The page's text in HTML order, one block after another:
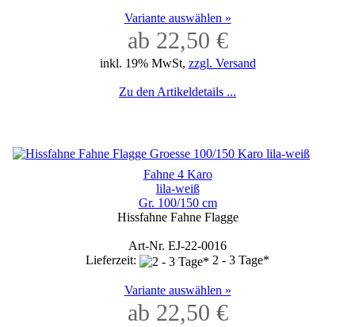
Variante auswählen »
ab 22,50 €
inkl. 19% MwSt, zzgl. Versand
Zu den Artikeldetails ...
Fahne 4 Karo
lila-weiß
Gr. 100/150 cm
Hissfahne Fahne Flagge
Art-Nr. EJ-22-0016
Lieferzeit:
2 - 3 Tage*
Variante auswählen »
ab 22,50 €